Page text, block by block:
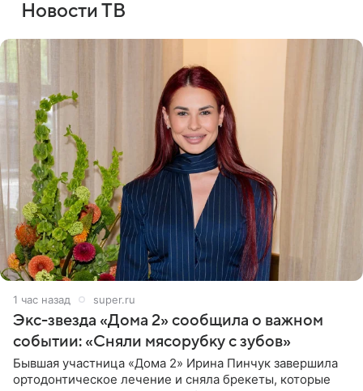
Новости ТВ
1 час назад super.ru
Экс-звезда «Дома 2» сообщила о важном
событии: «Сняли мясорубку с зубов»
Бывшая участница «Дома 2» Ирина Пинчук завершила
ортодонтическое лечение и сняла брекеты, которые